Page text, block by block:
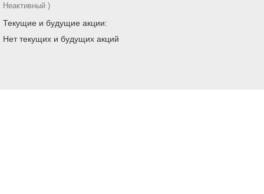
Неактивный )
Текущие и будущие акции:
Нет текущих и будущих акций